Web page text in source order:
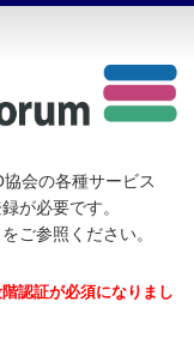
会の各種サービス
が必要です。
をご参照ください。
認証が必須になりまし